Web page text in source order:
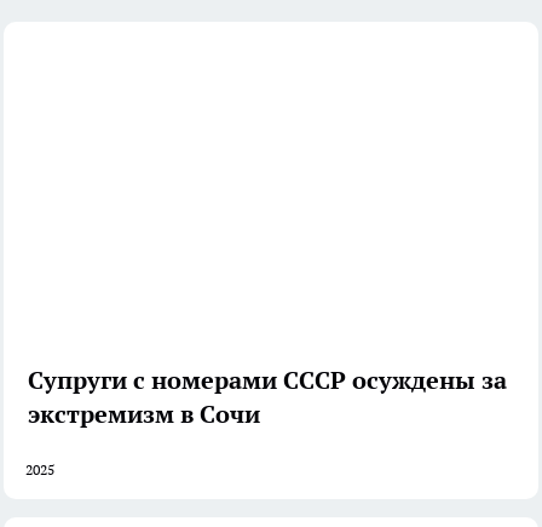
Супруги с номерами СССР осуждены за
экстремизм в Сочи
2025